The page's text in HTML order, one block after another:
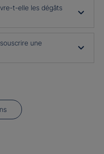
t-elle les dégâts
une